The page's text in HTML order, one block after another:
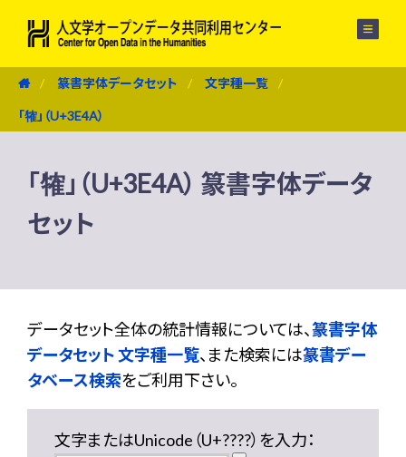
篆書字体データセット 文字種一覧
「㹊」（U+3E4A）
「㹊」（U+3E4A） 篆書字体データ
セット
データセット全体の統計情報については、篆書字体
データセット 文字種一覧、また検索には篆書デー
タベース検索をご利用下さい。
文字またはUnicode（U+????）を入力：